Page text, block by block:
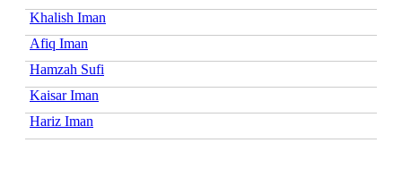
Khalish Iman
Afiq Iman
Hamzah Sufi
Kaisar Iman
Hariz Iman